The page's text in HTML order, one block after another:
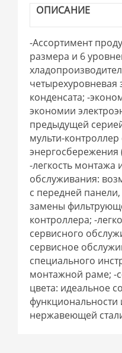
ОПИСАНИЕ
-Ассортимент
размера и 6
конденсата; -
экономии
предыдущей
мульти-
-легкость монтажа
обслуживания:
с передней
замены
контроллера; -
сервисного
сервисное
специального
монтажной раме; -
цвета: идеальное
функциональности
нержавеющей